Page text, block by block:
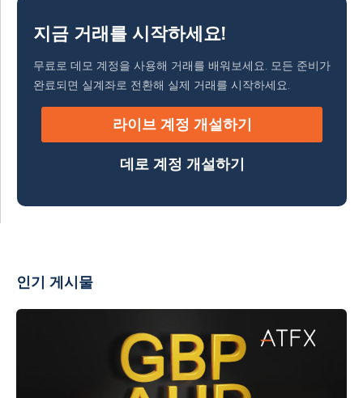
지금 거래를 시작하세요!
무료로 데모 계정을 사용해 거래를 배워보세요. 모든 준비가
완료되면 실계좌로 전환해 실제 거래를 시작하세요.
라이브 계정 개설하기
데로 계정 개설하기
인기 게시물